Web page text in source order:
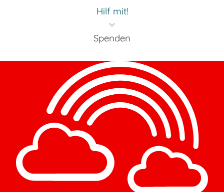
Hilf mit!
Spenden